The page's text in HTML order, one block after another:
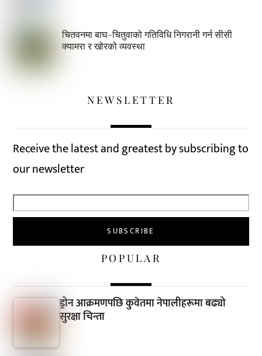
चितवनमा बाघ–चितुवाको गतिविधि निगरानी गर्न सीसी
क्यामरा र खोरको व्यवस्था
NEWSLETTER
Receive the latest and greatest by subscribing to
our newsletter
POPULAR
ड्रोन आक्रमणपछि कुवेतमा नेपालीहरूमा बढ्यो
सुरक्षा चिन्ता